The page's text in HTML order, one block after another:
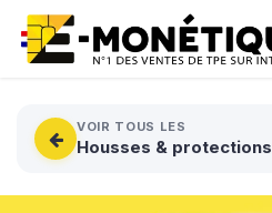
Se rendre au contenu
VOIR TOUS LES
Housses & protections